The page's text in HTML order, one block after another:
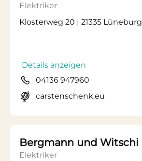
Elektriker
Klosterweg 20 | 21335 Lüneburg
Details anzeigen
04136 947960
carstenschenk.eu
Bergmann und Witschi
Elektriker